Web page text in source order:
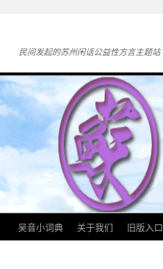
民间发起的苏州闲话公益性方言主题站
吴音小词典 关于我们 旧版入口